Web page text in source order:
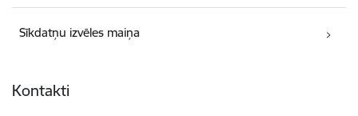
Sīkdatņu izvēles maiņa
Kontakti